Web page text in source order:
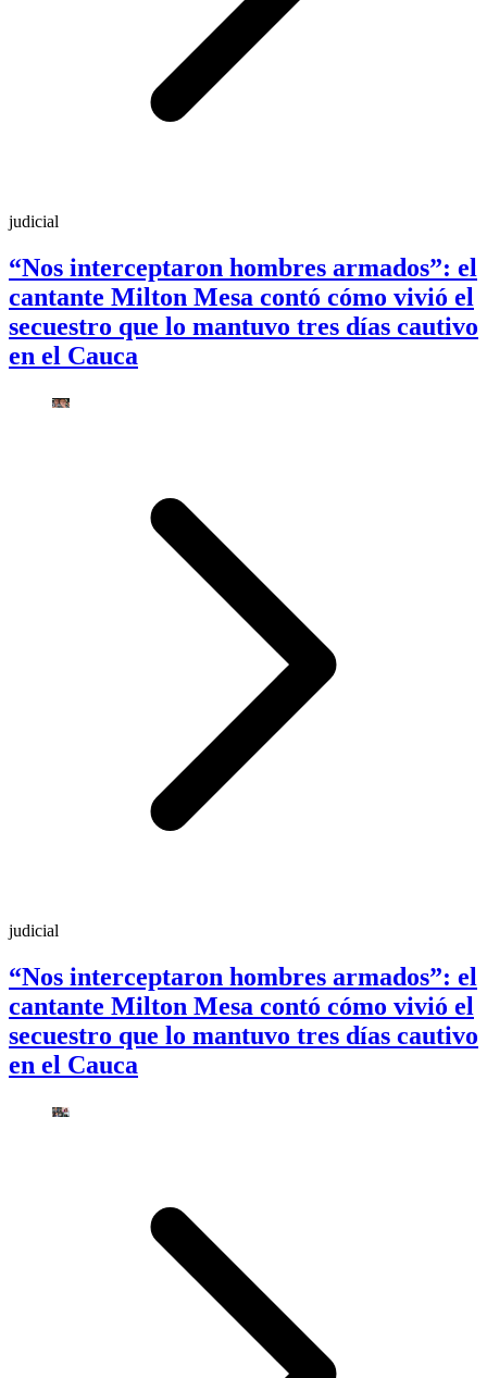
judicial
“Nos interceptaron hombres armados”: el
cantante Milton Mesa contó cómo vivió el
secuestro que lo mantuvo tres días cautivo
en el Cauca
judicial
“Nos interceptaron hombres armados”: el
cantante Milton Mesa contó cómo vivió el
secuestro que lo mantuvo tres días cautivo
en el Cauca